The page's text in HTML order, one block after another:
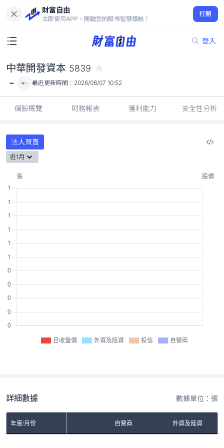
財富自由
立即使用APP，開啟您的股市智慧導航！
打開
登入
-
中華開發資本 5839
- - 最近更新時間： 2026/08/07 10:52
個股概覽 財務報表 獲利能力 安全性分析
法人買賣
近1月
日收盤價 外資及陸資 投信 自營商
詳細數據 數據單位：張
年度/月份 自營商 外資及陸資